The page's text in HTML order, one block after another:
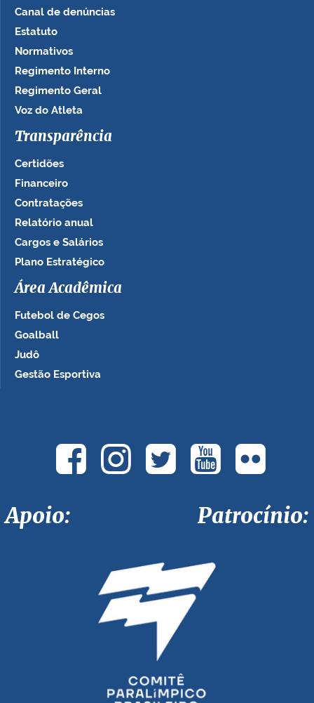
Canal de denúncias
Estatuto
Normativos
Regimento Interno
Regimento Geral
Voz do Atleta
Transparência
Certidões
Financeiro
Contratações
Relatório anual
Cargos e Salários
Plano Estratégico
Área Acadêmica
Futebol de Cegos
Goalball
Judô
Gestão Esportiva
Apoio: Patrocínio: